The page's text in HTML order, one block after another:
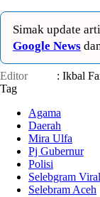
Simak update
Google News
Editor
: Ikbal
Tag
Agama
Daerah
Mira Ulfa
Pj Gubernur
Polisi
Selebgram Viral
Selebram Aceh